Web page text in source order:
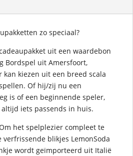
zo speciaal?
uit een waardebon
Bordspel uit Amersfoort,
kan kiezen uit een breed scala
Of hij/zij nu een
is of een beginnende speler,
iets passends in huis.
het spelplezier compleet te
verfrissende blikjes LemonSoda
wordt geïmporteerd uit Italië